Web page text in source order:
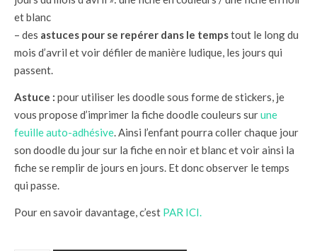
et blanc
– des astuces pour se repérer dans le tempstout le long du
mois d’avril et voir défiler de manière ludique, les jours qui
passent.
Astuce : pour utiliser les doodle sous forme de stickers, je
vous propose d’imprimer la fiche doodle couleurs surune
feuille auto-adhésive. Ainsi l’enfant pourra coller chaque jour
son doodle du jour sur la fiche en noir et blanc et voir ainsi la
fiche se remplir de jours en jours. Et donc observer le temps
qui passe.
Pour en savoir davantage, c’est PAR ICI.